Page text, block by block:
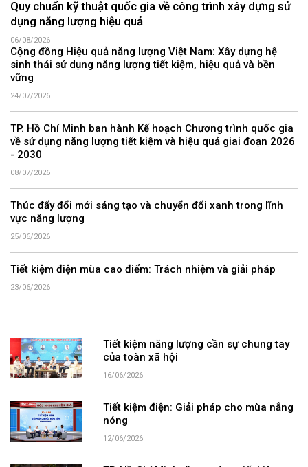
Quy chuẩn kỹ thuật quốc gia về công trình xây dựng sử
dụng năng lượng hiệu quả
06/08/2026
Cộng đồng Hiệu quả năng lượng Việt Nam: Xây dựng hệ
sinh thái sử dụng năng lượng tiết kiệm, hiệu quả và bền
vững
24/07/2026
TP. Hồ Chí Minh ban hành Kế hoạch Chương trình quốc gia
về sử dụng năng lượng tiết kiệm và hiệu quả giai đoạn 2026
- 2030
08/07/2026
Thúc đẩy đổi mới sáng tạo và chuyển đổi xanh trong lĩnh
vực năng lượng
25/06/2026
Tiết kiệm điện mùa cao điểm: Trách nhiệm và giải pháp
23/06/2026
Tiết kiệm năng lượng cần sự chung tay
của toàn xã hội
16/06/2026
Tiết kiệm điện: Giải pháp cho mùa nắng
nóng
12/06/2026